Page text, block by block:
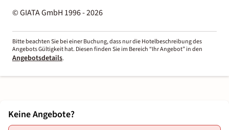
© GIATA GmbH 1996 - 2026
Bitte beachten Sie bei einer Buchung, dass nur die Hotelbeschreibung des
Angebots Gültigkeit hat. Diesen finden Sie im Bereich “Ihr Angebot” in den
Angebotsdetails.
Keine Angebote?